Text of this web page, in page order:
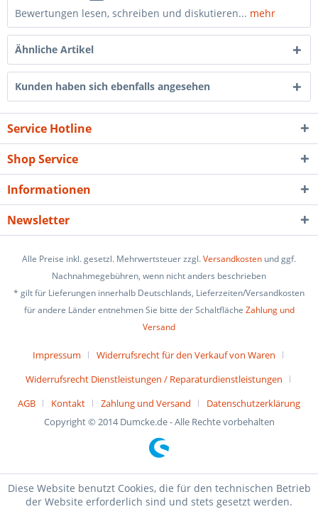
Bewertungen lesen, schreiben und diskutieren... mehr
Ähnliche Artikel
Kunden haben sich ebenfalls angesehen
Service Hotline
Shop Service
Informationen
Newsletter
Alle Preise inkl. gesetzl. Mehrwertsteuer zzgl.Versandkosten und ggf.
Nachnahmegebühren, wenn nicht anders beschrieben
* gilt für Lieferungen innerhalb Deutschlands, Lieferzeiten/Versandkosten
für andere Länder entnehmen Sie bitte der Schaltfläche Zahlung und
Versand
Impressum
Widerrufsrecht für den Verkauf von Waren
Widerrufsrecht Dienstleistungen / Reparaturdienstleistungen
AGB
Kontakt Zahlung und Versand
Datenschutzerklärung
Copyright © 2014 Dumcke.de - Alle Rechte vorbehalten
Diese Website benutzt Cookies, die für den technischen Betrieb
der Website erforderlich sind und stets gesetzt werden.